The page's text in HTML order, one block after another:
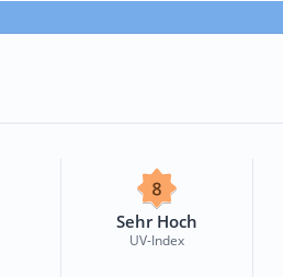
Sehr Hoch
UV-Index